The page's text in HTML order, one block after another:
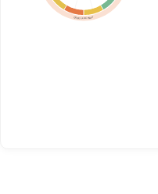
GESELLSCHAFT